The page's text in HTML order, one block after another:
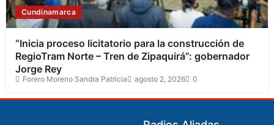
Cundinamarca
“Inicia proceso licitatorio para la construcción de
RegioTram Norte – Tren de Zipaquirá”: gobernador
Jorge Rey
Forero Moreno Sandra Patricia agosto 2, 2026 0